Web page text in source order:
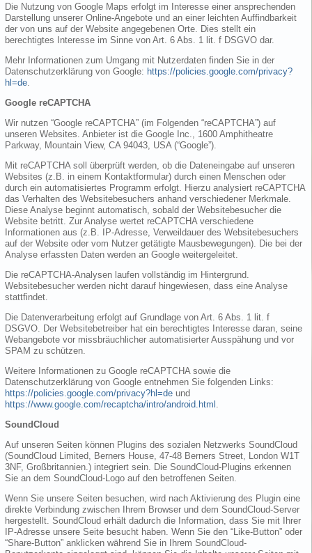
Die Nutzung von Google Maps erfolgt im Interesse einer ansprechenden
Darstellung unserer Online-Angebote und an einer leichten Auffindbarkeit
der von uns auf der Website angegebenen Orte. Dies stellt ein
berechtigtes Interesse im Sinne von Art. 6 Abs. 1 lit. f DSGVO dar.
Mehr Informationen zum Umgang mit Nutzerdaten finden Sie in der
Datenschutzerklärung von Google: https://policies.google.com/privacy?
hl=de
Google reCAPTCHA
Wir nutzen “Google reCAPTCHA” (im Folgenden “reCAPTCHA”) auf
unseren Websites. Anbieter ist die Google Inc., 1600 Amphitheatre
Parkway, Mountain View, CA 94043, USA (“Google”).
Mit reCAPTCHA soll überprüft werden, ob die Dateneingabe auf unseren
Websites (z.B. in einem Kontaktformular) durch einen Menschen oder
durch ein automatisiertes Programm erfolgt. Hierzu analysiert reCAPTCHA
das Verhalten des Websitebesuchers anhand verschiedener Merkmale.
Diese Analyse beginnt automatisch, sobald der Websitebesucher die
Website betritt. Zur Analyse wertet reCAPTCHA verschiedene
Informationen aus (z.B. IP-Adresse, Verweildauer des Websitebesuchers
auf der Website oder vom Nutzer getätigte Mausbewegungen). Die bei der
Analyse erfassten Daten werden an Google weitergeleitet.
Die reCAPTCHA-Analysen laufen vollständig im Hintergrund.
Websitebesucher werden nicht darauf hingewiesen, dass eine Analyse
stattfindet.
Die Datenverarbeitung erfolgt auf Grundlage von Art. 6 Abs. 1 lit. f
DSGVO. Der Websitebetreiber hat ein berechtigtes Interesse daran, seine
Webangebote vor missbräuchlicher automatisierter Ausspähung und vor
SPAM zu schützen.
Weitere Informationen zu Google reCAPTCHA sowie die
Datenschutzerklärung von Google entnehmen Sie folgenden Links:
https://policies.google.com/privacy?hl=de und
https://www.google.com/recaptcha/intro/android.html
SoundCloud
Auf unseren Seiten können Plugins des sozialen Netzwerks SoundCloud
(SoundCloud Limited, Berners House, 47-48 Berners Street, London W1T
3NF, Großbritannien.) integriert sein. Die SoundCloud-Plugins erkennen
Sie an dem SoundCloud-Logo auf den betroffenen Seiten.
Wenn Sie unsere Seiten besuchen, wird nach Aktivierung des Plugin eine
direkte Verbindung zwischen Ihrem Browser und dem SoundCloud-Server
hergestellt. SoundCloud erhält dadurch die Information, dass Sie mit Ihrer
IP-Adresse unsere Seite besucht haben. Wenn Sie den “Like-Button” oder
“Share-Button” anklicken während Sie in Ihrem SoundCloud-